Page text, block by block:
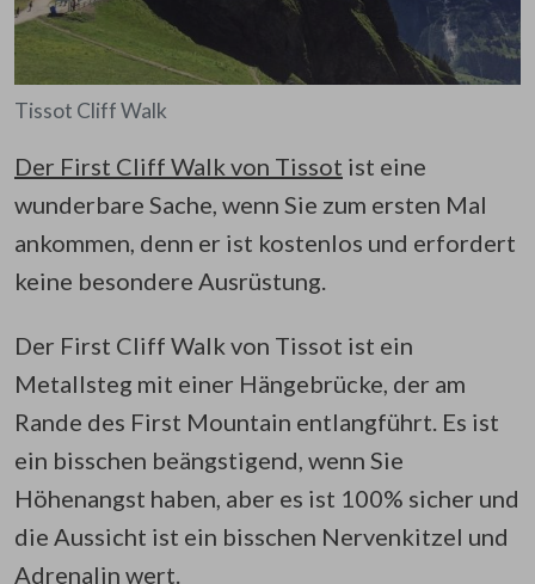
Tissot Cliff Walk
Der First Cliff Walk von Tissot ist eine
wunderbare Sache, wenn Sie zum ersten Mal
ankommen, denn er ist kostenlos und erfordert
keine besondere Ausrüstung.
Der First Cliff Walk von Tissot ist ein
Metallsteg mit einer Hängebrücke, der am
Rande des First Mountain entlangführt. Es ist
ein bisschen beängstigend, wenn Sie
Höhenangst haben, aber es ist 100% sicher und
die Aussicht ist ein bisschen Nervenkitzel und
Adrenalin wert.